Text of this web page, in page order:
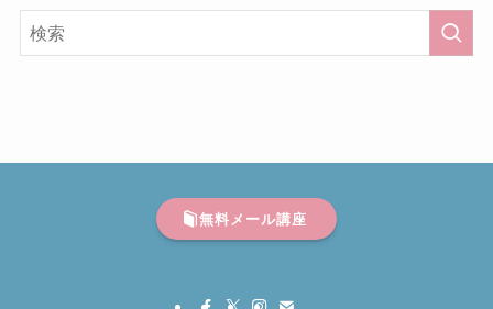
イ
ブ
無料メール講座